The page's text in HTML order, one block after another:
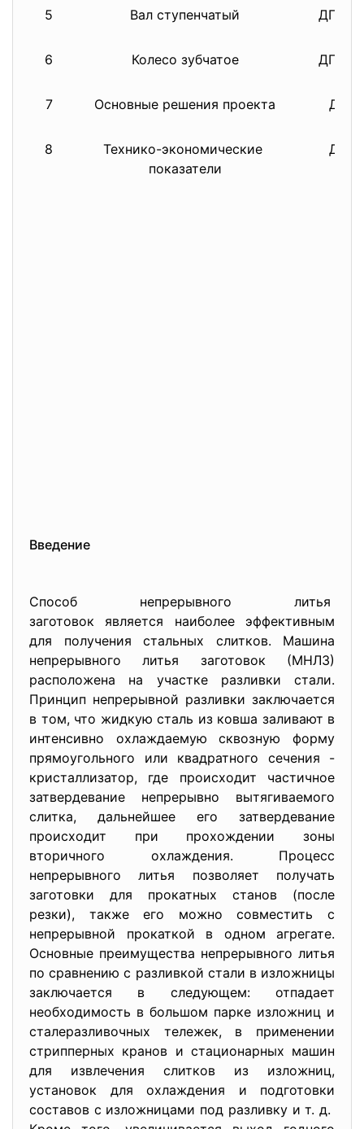
5 Вал ступенчатый ДП
6 Колесо зубчатое ДП
7 Основные решения проекта ДП
8
Технико-экономические
показатели
ДП
Введение
Способ непрерывного литья
заготовок является наиболее эффективным
для получения стальных слитков. Машина
непрерывного литья заготовок (МНЛЗ)
расположена на участке разливки стали.
Принцип непрерывной разливки заключается
в том, что жидкую сталь из ковша заливают в
интенсивно охлаждаемую сквозную форму
прямоугольного или квадратного сечения -
кристаллизатор, где происходит частичное
затвердевание непрерывно вытягиваемого
слитка, дальнейшее его затвердевание
происходит при прохождении зоны
вторичного охлаждения. Процесс
непрерывного литья позволяет получать
заготовки для прокатных станов (после
резки), также его можно совместить с
непрерывной прокаткой в одном агрегате.
Основные преимущества непрерывного литья
по сравнению с разливкой стали в изложницы
заключается в следующем: отпадает
необходимость в большом парке изложниц и
сталеразливочных тележек, в применении
стрипперных кранов и стационарных машин
для извлечения слитков из изложниц,
установок для охлаждения и подготовки
составов с изложницами под разливку и т. д.